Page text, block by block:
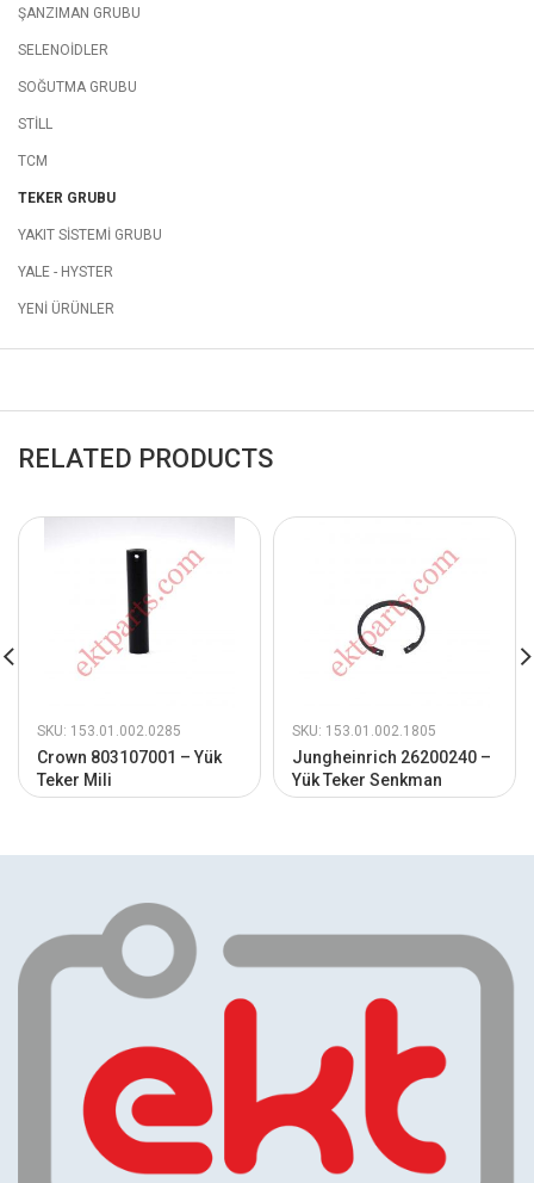
ŞANZIMAN GRUBU
SELENOİDLER
SOĞUTMA GRUBU
STİLL
TCM
TEKER GRUBU
YAKIT SİSTEMİ GRUBU
YALE - HYSTER
YENİ ÜRÜNLER
RELATED PRODUCTS
SKU: 153.01.002.0285
Crown 803107001 – Yük
Teker Mili
SKU: 153.01.002.1805
Jungheinrich 26200240 –
Yük Teker Senkman